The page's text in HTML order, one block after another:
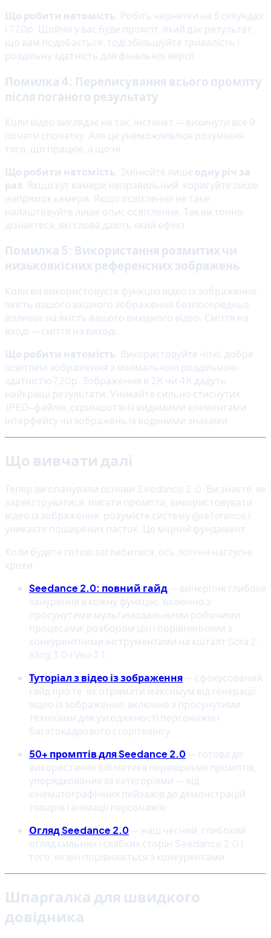
Що робити натомість: Робіть чернетки на 5 секундах
і 720p. Щойно у вас буде промпт, який дає результат,
що вам подобається, тоді збільшуйте тривалість і
роздільну здатність для фінальної версії.
Помилка 4: Переписування всього промпту
після поганого результату
Коли відео виглядає не так, інстинкт — викинути все й
почати спочатку. Але це унеможливлює розуміння
того, що працює, а що ні.
Що робити натомість: Змінюйте лише одну річ за
раз . Якщо кут камери неправильний, коригуйте лише
напрямок камери. Якщо освітлення не таке,
налаштовуйте лише опис освітлення. Так ви точно
дізнаєтеся, які слова дають який ефект.
Помилка 5: Використання розмитих чи
низькоякісних референсних зображень
Коли ви використовуєте функцію відео із зображення,
якість вашого вхідного зображення безпосередньо
впливає на якість вашого вихідного відео. Сміття на
вході — сміття на виході.
Що робити натомість: Використовуйте чіткі, добре
освітлені зображення з мінімальною роздільною
здатністю 720p. Зображення в 2K чи 4K дадуть
найкращі результати. Уникайте сильно стиснутих
JPEG-файлів, скриншотів із видимими елементами
інтерфейсу чи зображень із водяними знаками.
Що вивчати далі
Тепер ви опанували основи Seedance 2.0. Ви знаєте, як
зареєструватися, писати промпти, використовувати
відео із зображення, розумієте систему @reference і
уникаєте поширених пасток. Це міцний фундамент.
Коли будете готові заглибитися, ось логічні наступні
кроки:
Seedance 2.0: повний гайд— вичерпне глибоке
занурення в кожну функцію, включно з
просунутими мультимодальними робочими
процесами, розбором цін і порівняннями з
конкурентними інструментами на кшталт Sora 2,
Kling 3.0 і Veo 3.1.
Туторіал з відео із зображення— сфокусований
гайд про те, як отримати максимум від генерації
відео із зображення, включно з просунутими
техніками для узгодженості персонажів і
багатокадрового сторітелінгу.
50+ промптів для Seedance 2.0— готова до
використання бібліотека перевірених промптів,
упорядкованих за категоріями — від
кінематографічних пейзажів до демонстрацій
товарів і анімації персонажів.
Огляд Seedance 2.0— наш чесний, глибокий
огляд сильних і слабких сторін Seedance 2.0 і
того, як він порівнюється з конкурентами.
Шпаргалка для швидкого
довідника